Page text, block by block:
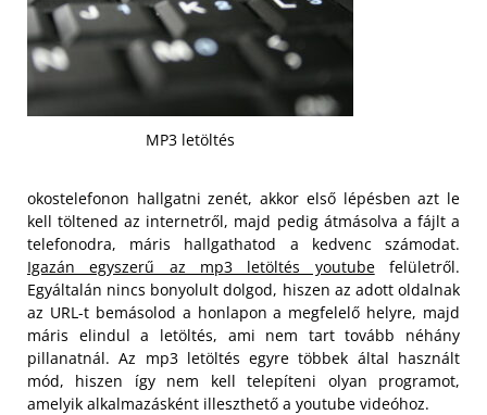
MP3 letöltés
okostelefonon hallgatni zenét, akkor első lépésben azt le
kell töltened az internetről, majd pedig átmásolva a fájlt a
telefonodra, máris hallgathatod a kedvenc számodat.
Igazán egyszerű az mp3 letöltés youtubefelületről.
Egyáltalán nincs bonyolult dolgod, hiszen az adott oldalnak
az URL-t bemásolod a honlapon a megfelelő helyre, majd
máris elindul a letöltés, ami nem tart tovább néhány
pillanatnál. Az mp3 letöltés egyre többek által használt
mód, hiszen így nem kell telepíteni olyan programot,
amelyik alkalmazásként illeszthető a youtube videóhoz.